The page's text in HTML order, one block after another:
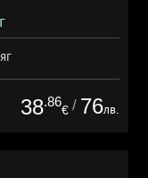
38.86
€ / 76лв.